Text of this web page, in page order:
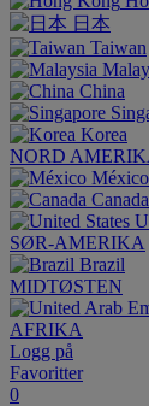
日本
Taiwan
China
Korea
NORD
México
Canada
SØR-AMERIKA
Brazil
MIDTØSTEN
AFRIKA
Logg på
Favoritter
0